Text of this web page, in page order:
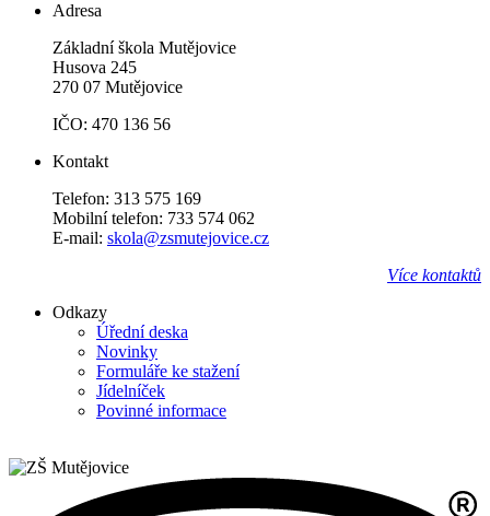
Adresa
Základní škola Mutějovice
Husova 245
270 07 Mutějovice
IČO: 470 136 56
Kontakt
Telefon: 313 575 169
Mobilní telefon: 733 574 062
E-mail: skola@zsmutejovice.cz
Více kontaktů
Odkazy
Úřední deska
Novinky
Formuláře ke stažení
Jídelníček
Povinné informace